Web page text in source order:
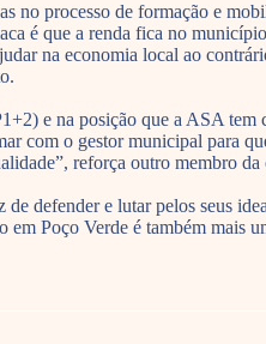
no processo de formação e
é que a renda fica no
na economia local ao
e na posição que a ASA
com o gestor municipal para
reforça outro membro
defender e lutar pelos seus
Poço Verde é também